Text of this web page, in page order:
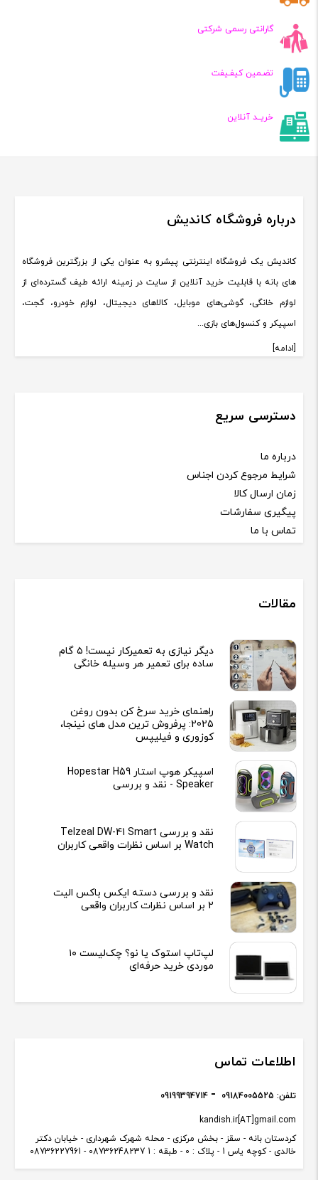
گارانتی رسمی شرکتی
تضـمین کیفـیفت
خریــد آنلاین
درباره فروشگاه کاندیش
کاندیش یک فروشگاه اینترنتی پیشرو به عنوان یکی از بزرگترین فروشگاه
های بانه با قابلیت خرید آنلاین از سایت در زمینه ارائه طیف گسترده‌ای از
لوازم خانگی، گوشی‌های موبایل، کالاهای دیجیتال، لوازم خودرو، گجت،
اسپیکر و کنسول‌های بازی...
[ادامه]
دسترسی سریع
درباره ما
شرایط مرجوع کردن اجناس
زمان ارسال کالا
پیگیری سفارشات
تماس با ما
مقالات
دیگر نیازی به تعمیرکار نیست! ۵ گام
ساده برای تعمیر هر وسیله خانگی
راهنمای خرید سرخ کن بدون روغن
2025: پرفروش ترین مدل های نینجا،
کوزوری و فیلیپس
اسپیکر هوپ استار Hopestar H59
Speaker - نقد و بررسی
نقد و بررسی Telzeal DW-41 Smart
Watch بر اساس نظرات واقعی کاربران
نقد و بررسی دسته ایکس باکس الیت
2 بر اساس نظرات کاربران واقعی
لپ‌تاپ استوک یا نو؟ چک‌لیست ۱۰
موردی خرید حرفه‌ای
اطلاعات تماس
کردستان بانه - سقز - بخش مرکزی - محله شهرک شهرداری - خیابان دکتر
خالدی - کوچه یاس 1 - پلاک : 0 - طبقه : 1 08736248237 - 08736227961
kandish.ir[AT]gmail.com
تلفن: 09184005525
09199394714